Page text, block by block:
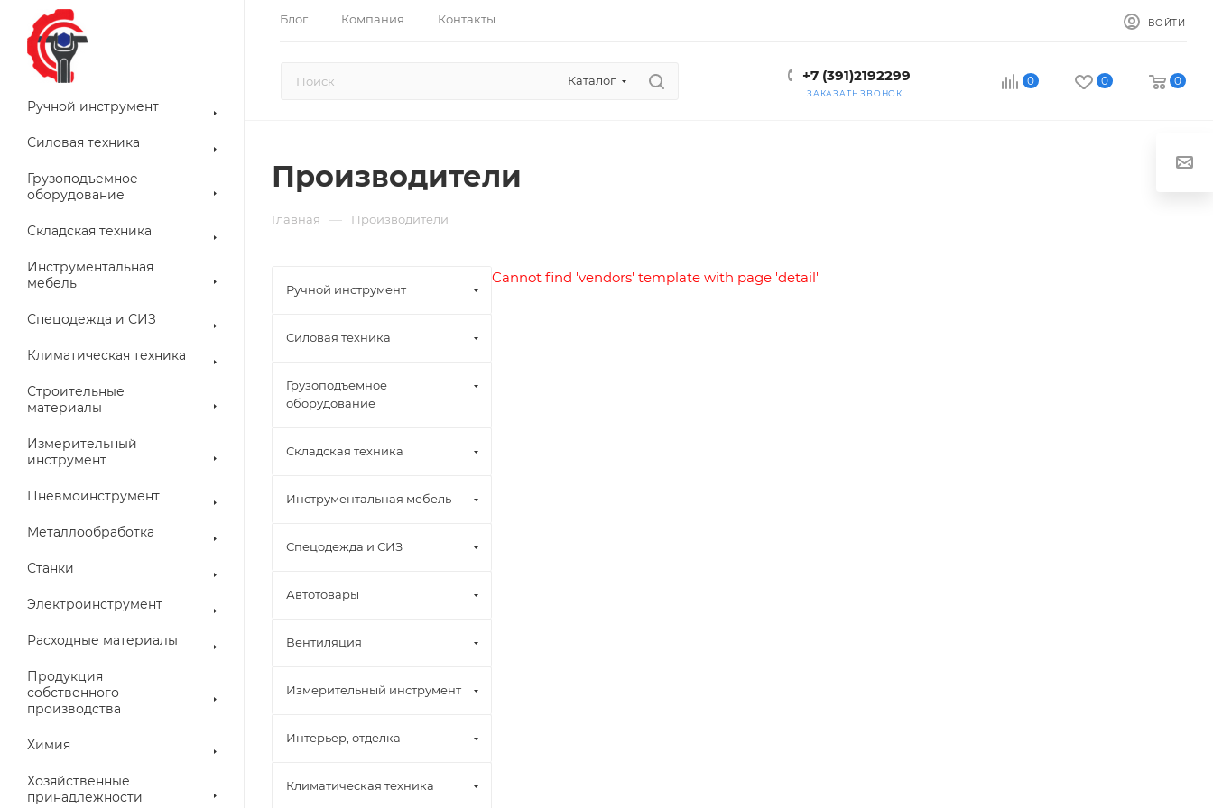
Блог Компания Контакты ВОЙТИ
Каталог +7 (391)2192299
ЗАКАЗАТЬ ЗВОНОК
0 0 0
Ручной инструмент
Силовая техника
Грузоподъемное
оборудование
Складская техника
Инструментальная
мебель
Спецодежда и СИЗ
Климатическая техника
Строительные
материалы
Измерительный
инструмент
Пневмоинструмент
Металлообработка
Станки
Электроинструмент
Расходные материалы
Продукция
собственного
производства
Химия
Хозяйственные
принадлежности
Производители
Главная — Производители
Cannot find 'vendors' template with page 'detail'
Ручной инструмент
Силовая техника
Грузоподъемное
оборудование
Складская техника
Инструментальная мебель
Спецодежда и СИЗ
Автотовары
Вентиляция
Измерительный инструмент
Интерьер, отделка
Климатическая техника